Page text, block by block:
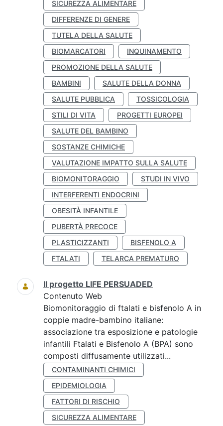
SICUREZZA ALIMENTARE
DIFFERENZE DI GENERE
TUTELA DELLA SALUTE
BIOMARCATORI
INQUINAMENTO
PROMOZIONE DELLA SALUTE
BAMBINI
SALUTE DELLA DONNA
SALUTE PUBBLICA
TOSSICOLOGIA
STILI DI VITA
PROGETTI EUROPEI
SALUTE DEL BAMBINO
SOSTANZE CHIMICHE
VALUTAZIONE IMPATTO SULLA SALUTE
BIOMONITORAGGIO
STUDI IN VIVO
INTERFERENTI ENDOCRINI
OBESITÀ INFANTILE
PUBERTÀ PRECOCE
PLASTICIZZANTI
BISFENOLO A
FTALATI
TELARCA PREMATURO
Il progetto LIFE PERSUADED
Contenuto Web
Biomonitoraggio di ftalati e bisfenolo A in
coppie madre-bambino italiane:
associazione tra esposizione e patologie
infantili Ftalati e Bisfenolo A (BPA) sono
composti diffusamente utilizzati...
CONTAMINANTI CHIMICI
EPIDEMIOLOGIA
FATTORI DI RISCHIO
SICUREZZA ALIMENTARE